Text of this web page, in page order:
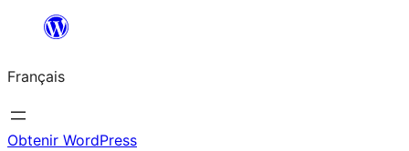
contenu
Français
Obtenir WordPress